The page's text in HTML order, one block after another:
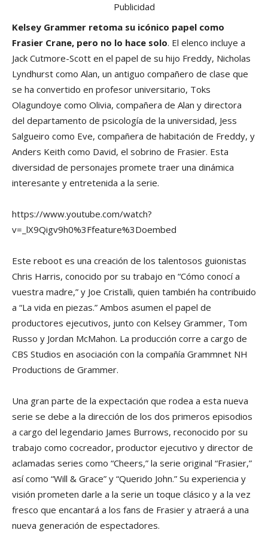
Publicidad
Kelsey Grammer retoma su icónico papel como
Frasier Crane, pero no lo hace solo. El elenco incluye a
Jack Cutmore-Scott en el papel de su hijo Freddy, Nicholas
Lyndhurst como Alan, un antiguo compañero de clase que
se ha convertido en profesor universitario, Toks
Olagundoye como Olivia, compañera de Alan y directora
del departamento de psicología de la universidad, Jess
Salgueiro como Eve, compañera de habitación de Freddy, y
Anders Keith como David, el sobrino de Frasier. Esta
diversidad de personajes promete traer una dinámica
interesante y entretenida a la serie.
https://www.youtube.com/watch?
v=_lX9Qigv9h0%3Ffeature%3Doembed
Este reboot es una creación de los talentosos guionistas
Chris Harris, conocido por su trabajo en “Cómo conocí a
vuestra madre,” y Joe Cristalli, quien también ha contribuido
a “La vida en piezas.” Ambos asumen el papel de
productores ejecutivos, junto con Kelsey Grammer, Tom
Russo y Jordan McMahon. La producción corre a cargo de
CBS Studios en asociación con la compañía Grammnet NH
Productions de Grammer.
Una gran parte de la expectación que rodea a esta nueva
serie se debe a la dirección de los dos primeros episodios
a cargo del legendario James Burrows, reconocido por su
trabajo como cocreador, productor ejecutivo y director de
aclamadas series como “Cheers,” la serie original “Frasier,”
así como “Will & Grace” y “Querido John.” Su experiencia y
visión prometen darle a la serie un toque clásico y a la vez
fresco que encantará a los fans de Frasier y atraerá a una
nueva generación de espectadores.